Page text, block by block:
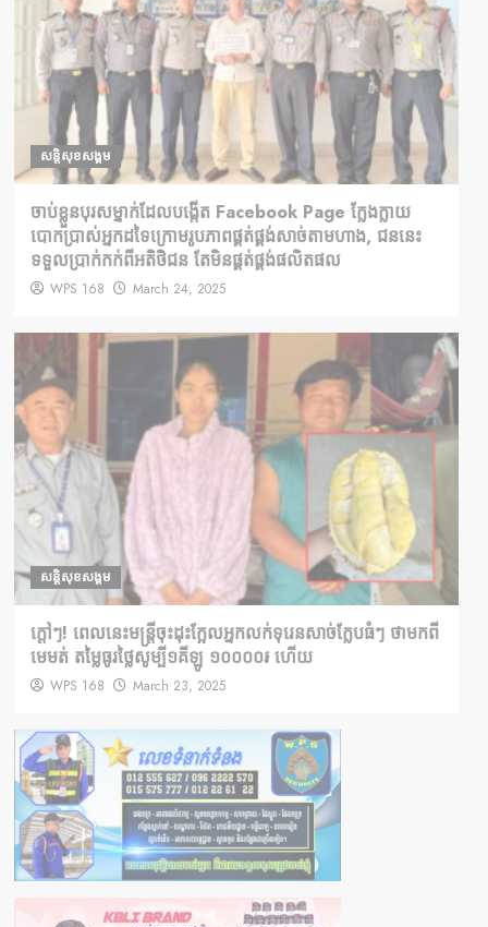
សន្តិសុខសង្គម
ចាប់ខ្លួនបុរសម្នាក់ដែលបង្កើត Facebook Page ក្លែងក្លាយ
បោកប្រាស់អ្នកដទៃក្រោមរូបភាពផ្គត់ផ្គង់សាច់តាមហាង, ជននេះ
ទទួលប្រាក់កក់ពីអតិថិជន តែមិនផ្គត់ផ្គង់ផលិតផល
WPS 168 March 24, 2025
សន្តិសុខសង្គម
ក្តៅៗ! ពេលនេះមន្រ្តីចុះដុះក្អែលអ្នកលក់ទុរេនសាច់ក្លែបធំៗ ថាមកពី
មេមត់ តម្លៃធូរថ្លៃសូម្បី១គីឡូ ១០០០០៛ ហើយ
WPS 168 March 23, 2025